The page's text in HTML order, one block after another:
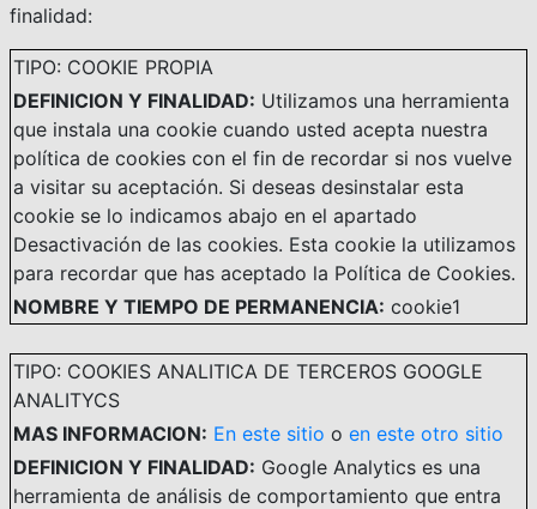
finalidad:
TIPO: COOKIE PROPIA
DEFINICION Y FINALIDAD: Utilizamos una herramienta
que instala una cookie cuando usted acepta nuestra
política de cookies con el fin de recordar si nos vuelve
a visitar su aceptación. Si deseas desinstalar esta
cookie se lo indicamos abajo en el apartado
Desactivación de las cookies. Esta cookie la utilizamos
para recordar que has aceptado la Política de Cookies.
NOMBRE Y TIEMPO DE PERMANENCIA: cookie1
TIPO: COOKIES ANALITICA DE TERCEROS GOOGLE
ANALITYCS
MAS INFORMACION: En este sitio o en este otro sitio
DEFINICION Y FINALIDAD: Google Analytics es una
herramienta de análisis de comportamiento que entra